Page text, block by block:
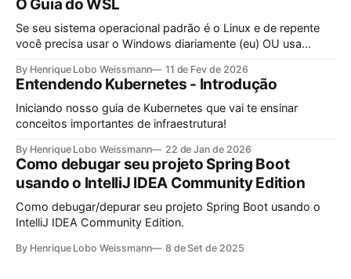
O Guia do WSL
Se seu sistema operacional padrão é o Linux e de repente
você precisa usar o Windows diariamente (eu) OU usa
ambiente de desenvolvimento, este guia é pra você.
By Henrique Lobo Weissmann 11 de Fev de 2026
Entendendo Kubernetes - Introdução
Iniciando nosso guia de Kubernetes que vai te ensinar
conceitos importantes de infraestrutura!
By Henrique Lobo Weissmann 22 de Jan de 2026
Como debugar seu projeto Spring Boot
usando o IntelliJ IDEA Community Edition
Como debugar/depurar seu projeto Spring Boot usando o
IntelliJ IDEA Community Edition.
By Henrique Lobo Weissmann 8 de Set de 2025